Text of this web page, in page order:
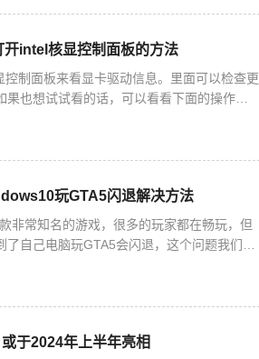
intel核显控制面板的方法
制面板来看显卡驱动信息。里面可以检查更
也想试试看的话，可以看看下面的操作方
玩GTA5闪退解决方法
非常知名的游戏，很多的玩家都在畅玩，但
自己电脑玩GTA5会闪退，这个问题我们怎
于2024年上半年亮相